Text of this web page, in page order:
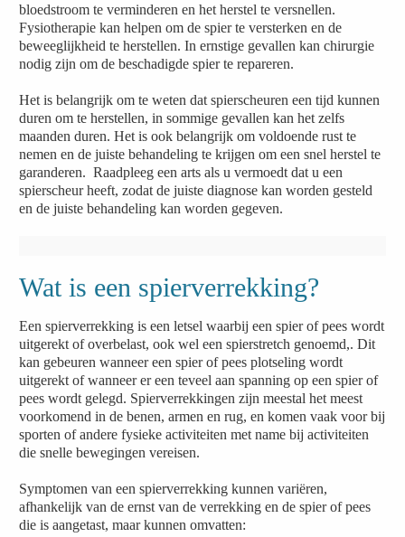
bloedstroom te verminderen en het herstel te versnellen.
Fysiotherapie kan helpen om de spier te versterken en de
beweeglijkheid te herstellen. In ernstige gevallen kan chirurgie
nodig zijn om de beschadigde spier te repareren.
Het is belangrijk om te weten dat spierscheuren een tijd kunnen
duren om te herstellen, in sommige gevallen kan het zelfs
maanden duren. Het is ook belangrijk om voldoende rust te
nemen en de juiste behandeling te krijgen om een snel herstel te
garanderen. Raadpleeg een arts als u vermoedt dat u een
spierscheur heeft, zodat de juiste diagnose kan worden gesteld
en de juiste behandeling kan worden gegeven.
Wat is een spierverrekking?
Een spierverrekking is een letsel waarbij een spier of pees wordt
uitgerekt of overbelast, ook wel een spierstretch genoemd,. Dit
kan gebeuren wanneer een spier of pees plotseling wordt
uitgerekt of wanneer er een teveel aan spanning op een spier of
pees wordt gelegd. Spierverrekkingen zijn meestal het meest
voorkomend in de benen, armen en rug, en komen vaak voor bij
sporten of andere fysieke activiteiten met name bij activiteiten
die snelle bewegingen vereisen.
Symptomen van een spierverrekking kunnen variëren,
afhankelijk van de ernst van de verrekking en de spier of pees
die is aangetast, maar kunnen omvatten: